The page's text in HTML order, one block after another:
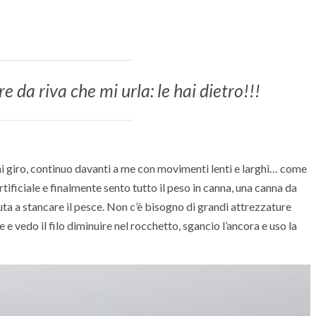
da riva che mi urla: le hai dietro!!!
giro, continuo davanti a me con movimenti lenti e larghi… come
e finalmente sento tutto il peso in canna, una canna da
a stancare il pesce. Non c’è bisogno di grandi attrezzature
vedo il filo diminuire nel rocchetto, sgancio l’ancora e uso la